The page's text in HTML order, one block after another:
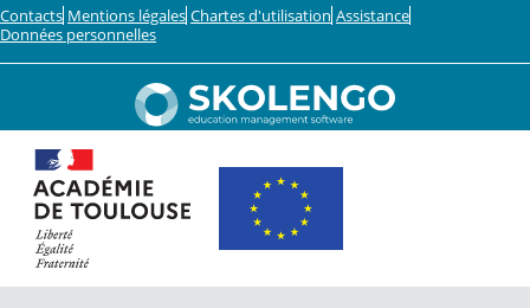
Contacts Mentions légales Chartes d'utilisation Assistance
Données personnelles